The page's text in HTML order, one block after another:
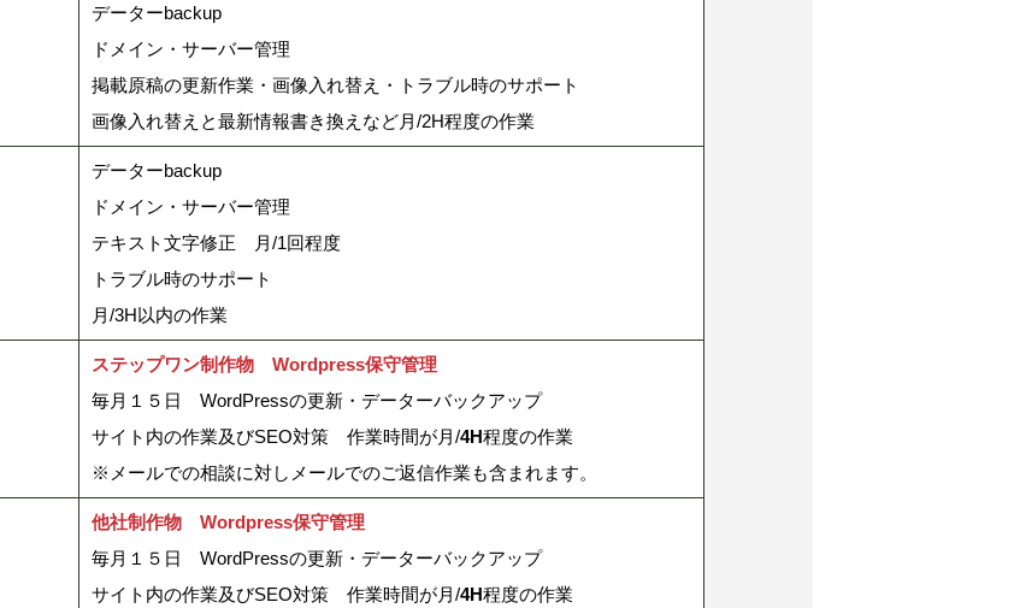
データーbackup
ドメイン・サーバー管理
掲載原稿の更新作業・画像入れ替え・トラブル時のサポート
画像入れ替えと最新情報書き換えなど月/2H程度の作業
データーbackup
ドメイン・サーバー管理
テキスト文字修正 月/1回程度
トラブル時のサポート
月/3H以内の作業
ステップワン制作物 Wordpress保守管理
毎月１５日 WordPressの更新・データーバックアップ
サイト内の作業及びSEO対策 作業時間が月/4H程度の作業
※メールでの相談に対しメールでのご返信作業も含まれます。
他社制作物 Wordpress保守管理
毎月１５日 WordPressの更新・データーバックアップ
サイト内の作業及びSEO対策 作業時間が月/4H程度の作業